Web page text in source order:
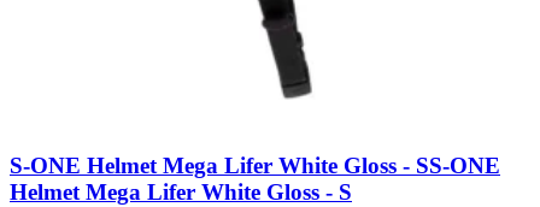
S-ONE Helmet Mega Lifer White Gloss - SS-ONE
Helmet Mega Lifer White Gloss - S